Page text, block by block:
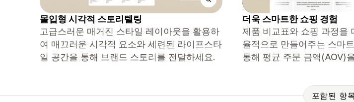
몰입형 시각적 스토리텔링
고급스러운 매거진 스타일 레이아웃을 활용하
여 매끄러운 시각적 요소와 세련된 라이프스타
일 공간을 통해 브랜드 스토리를 전달하세요.
더욱 스마트한 쇼핑 경험
제품 비교표와 쇼핑 과정을
율적으로 만들어주는 스마
통해 평균 주문 금액(AOV)
포함된 항